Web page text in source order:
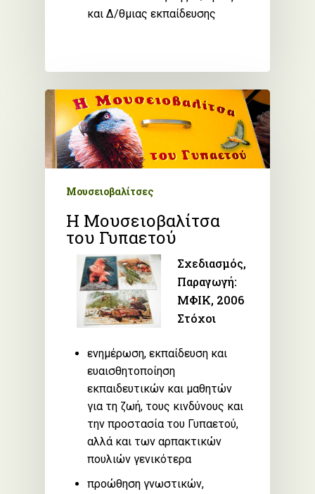
και Δ/θμιας εκπαίδευσης
Μουσειοβαλίτσες
H Μουσειοβαλίτσα
του Γυπαετού
Σχεδιασμός,
Παραγωγή:
ΜΦΙΚ, 2006
Στόχοι
ενημέρωση, εκπαίδευση και
ευαισθητοποίηση
εκπαιδευτικών και μαθητών
για τη ζωή, τους κινδύνους και
την προστασία του Γυπαετού,
αλλά και των αρπακτικών
πουλιών γενικότερα
προώθηση γνωστικών,